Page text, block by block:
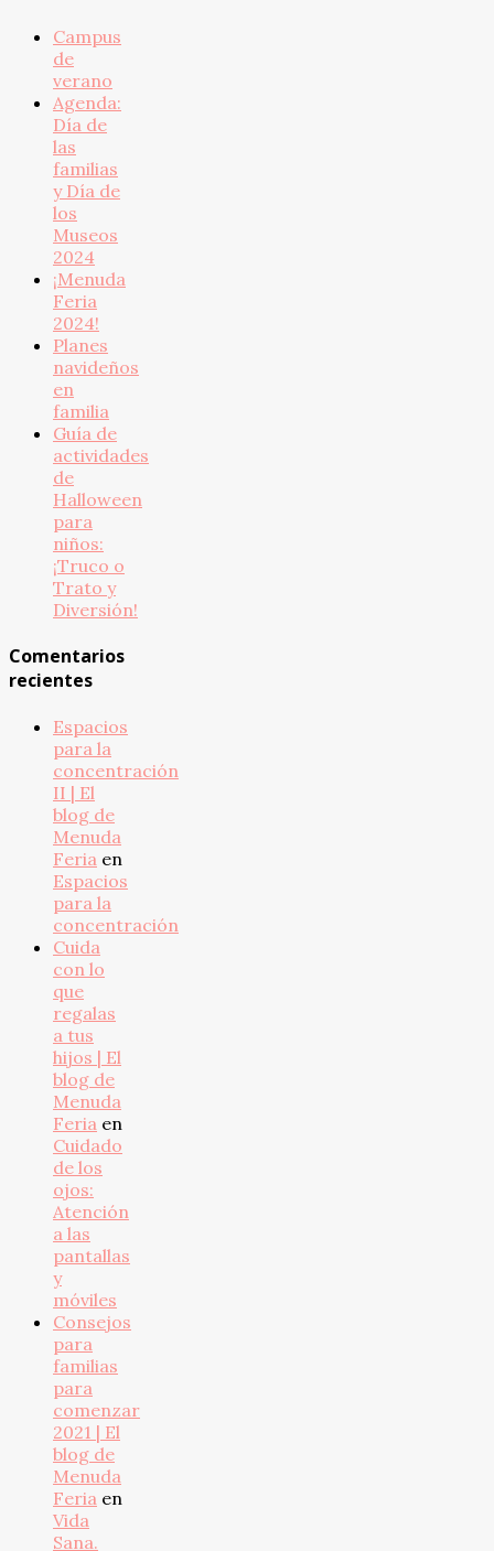
Campus
de
verano
Agenda:
Día de
las
familias
y Día de
los
Museos
2024
¡Menuda
Feria
2024!
Planes
navideños
en
familia
Guía de
actividades
de
Halloween
para
niños:
¡Truco o
Trato y
Diversión!
Comentarios
recientes
Espacios
para la
concentración
II | El
blog de
Menuda
Feria en
Espacios
para la
concentración
Cuida
con lo
que
regalas
a tus
hijos | El
blog de
Menuda
Feria en
Cuidado
de los
ojos:
Atención
a las
pantallas
y
móviles
Consejos
para
familias
para
comenzar
2021 | El
blog de
Menuda
Feria en
Vida
Sana.